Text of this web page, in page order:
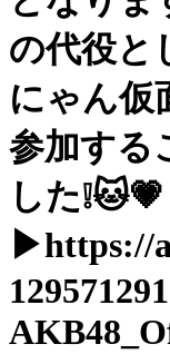
の代役と
にゃん仮
参加する
した
▶https://